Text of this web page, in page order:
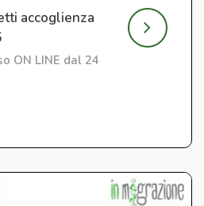
accoglienza
ON LINE dal 24